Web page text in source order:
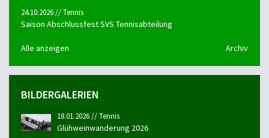
24.10.2026 // Tennis
Saison Abschlussfest SVS Tennisabteilung
Alle anzeigen Archiv
BILDERGALERIEN
18.01.2026 // Tennis
Glühweinwanderung 2026